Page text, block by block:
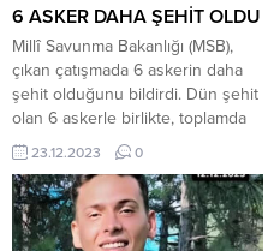
hastaneye sevk edilmiş ve
tedavilerine başlanmıştır....
6 ASKER DAHA ŞEHİT OLDU
Millî Savunma Bakanlığı (MSB),
çıkan çatışmada 6 askerin daha
şehit olduğunu bildirdi. Dün şehit
olan 6 askerle birlikte, toplamda
12 asker hayatını kaybetti.
MSB’den acı haber! Pençe Kilit
bölgesinde 6 askerimiz şehit
oldu, 13 terörist etkisiz hale
getirildi. Milli Savunma Bakanlığı
23.12.2023 0